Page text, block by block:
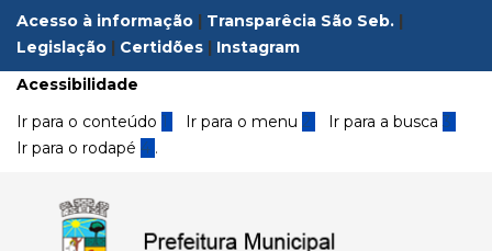
Acesso à informação | Transparêcia São Seb. |
Legislação | Certidões | Instagram
Acessibilidade
Ir para o conteúdo 1 Ir para o menu 2 Ir para a busca3
Ir para o rodapé 4 .